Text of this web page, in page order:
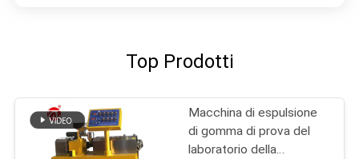
Top Prodotti
Macchina di espulsione
di gomma di prova del
laboratorio della